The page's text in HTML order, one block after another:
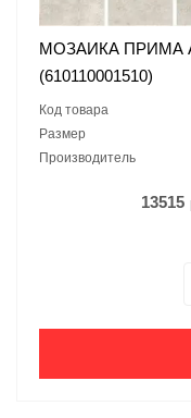
МОЗАИКА ПРИМА
(610110001510)
Код товара
Размер
Производитель
13515